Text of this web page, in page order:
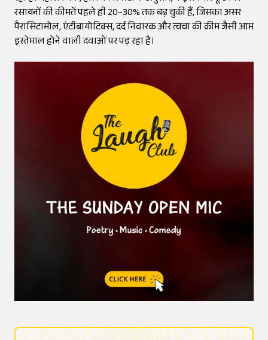
रसायनों की कीमतें पहले ही 20–30% तक बढ़ चुकी हैं, जिसका असर
पैरासिटामोल, एंटीबायोटिक्स, दर्द निवारक और त्वचा की क्रीम जैसी आम
इस्तेमाल होने वाली दवाओं पर पड़ रहा है।